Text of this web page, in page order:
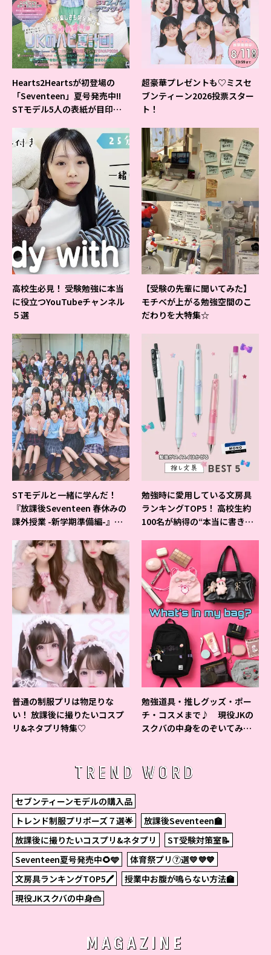
Hearts2Heartsが初登場の
「Seventeen」夏号発売中!!
STモデル5人の表紙が目印だ
超豪華プレゼントも♡ミスセ
ブンティーン2026投票スター
ト！
高校生必見！ 受験勉強に本当
に役立つYouTubeチャンネル
５選
【受験の先輩に聞いてみた】
モチベが上がる勉強空間のこ
だわりを大特集☆
STモデルと一緒に学んだ！
『放課後Seventeen 春休みの
課外授業 -新学期準備編-』イ
勉強時に愛用している文房具
ランキングTOP5！ 高校生約
100名が納得の“本当に書きや
普通の制服プリは物足りな
い！ 放課後に撮りたいコスプ
リ&ネタプリ特集♡
勉強道具・推しグッズ・ポー
チ・コスメまで♪ 現役JKの
スクバの中身をのぞいてみ
TREND WORD
セブンティーンモデルの購入品
トレンド制服プリポーズ７選🌟
放課後Seventeen🏫
放課後に撮りたいコスプリ&ネタプリ
ST受験対策室📝
Seventeen夏号発売中🌻🩵
体育祭プリ⑦選💛💜💙
文房具ランキングTOP5🖊
授業中お腹が鳴らない方法🏫
現役JKスクバの中身👜
MAGAZINE